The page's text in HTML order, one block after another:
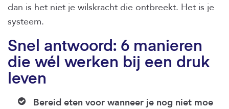
dan is het niet je wilskracht die ontbreekt. Het is je
systeem.
Snel antwoord: 6 manieren
die wél werken bij een druk
leven
Bereid eten voor wanneer je nog niet moe